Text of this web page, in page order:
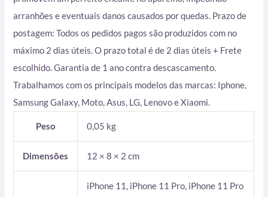
arranhões e eventuais danos causados por quedas. Prazo de
postagem: Todos os pedidos pagos são produzidos com no
máximo 2 dias úteis. O prazo total é de 2 dias úteis + Frete
escolhido. Garantia de 1 ano contra descascamento.
Trabalhamos com os principais modelos das marcas: Iphone,
Samsung Galaxy, Moto, Asus, LG, Lenovo e Xiaomi.
Peso 0,05 kg
Dimensões 12 × 8 × 2 cm
iPhone 11, iPhone 11 Pro, iPhone 11 Pro